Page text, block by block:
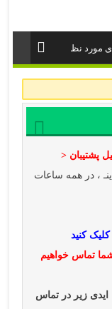
پشتیبان <
، در همه ساعات
کلیک کنید
تماس خواهیم
ایدی زیر در تماس